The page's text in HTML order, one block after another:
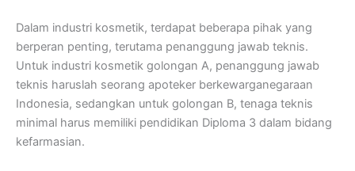
Dalam industri kosmetik, terdapat beberapa pihak yang
berperan penting, terutama penanggung jawab teknis.
Untuk industri kosmetik golongan A, penanggung jawab
teknis haruslah seorang apoteker berkewarganegaraan
Indonesia, sedangkan untuk golongan B, tenaga teknis
minimal harus memiliki pendidikan Diploma 3 dalam bidang
kefarmasian.